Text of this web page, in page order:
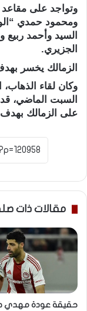
وتواجد على مقاعد
ومحمود حمدي
السيد وأحمد
الجزيري.
الزمالك يخسر
السبت الماضي، قد
على الزمالك
مقالات ذات
حقيقة عودة مهدي